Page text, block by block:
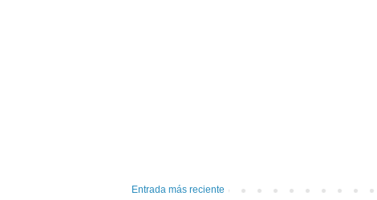
Entrada más reciente